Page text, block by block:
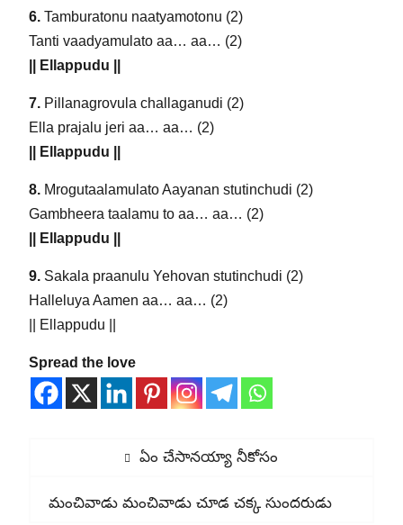
6.Tamburatonu naatyamotonu (2)
Tanti vaadyamulato aa… aa… (2)
|| Ellappudu ||
7.Pillanagrovula challaganudi (2)
Ella prajalu jeri aa… aa… (2)
|| Ellappudu ||
8.Mrogutaalamulato Aayanan stutinchudi (2)
Gambheera taalamu to aa… aa… (2)
|| Ellappudu ||
9.Sakala praanulu Yehovan stutinchudi (2)
Halleluya Aamen aa… aa… (2)
|| Ellappudu ||
Spread the love
Previous
ఏం చేసానయ్యా నీకోసం
Next
మంచివాడు మంచివాడు చూడ చక్క సుందరుడు